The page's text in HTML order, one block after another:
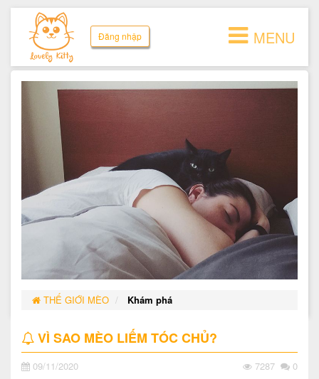
Đăng nhập
THẾ GIỚI MÈO Khám phá
VÌ SAO MÈO LIẾM TÓC CHỦ?
09/11/2020 7287 0
MENU